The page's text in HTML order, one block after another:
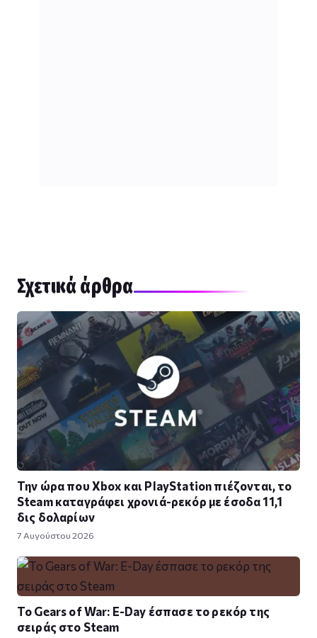
Σχετικά άρθρα
Την ώρα που Xbox και PlayStation πιέζονται, το
Steam καταγράφει χρονιά-ρεκόρ με έσοδα 11,1
δις δολαρίων
7 Αυγούστου 2026
Το Gears of War: E-Day έσπασε το ρεκόρ της
σειράς στο Steam